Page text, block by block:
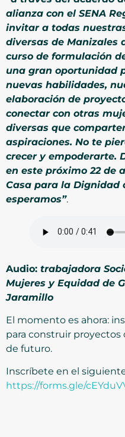
alianza con el SENA
invitar a todas
diversas de Manizales
curso de formulación
una gran oportunidad
nuevas habilidades,
elaboración de
conectar con otras
diversas que
aspiraciones. No te
crecer y empoderarte.
en este próximo 22 de
Casa para la Dignidad
esperamos”.
Audio: trabajadora
Mujeres y Equidad de
Jaramillo
El momento es ahora:
para construir
de futuro.
Inscríbete en el
https://forms.gle/